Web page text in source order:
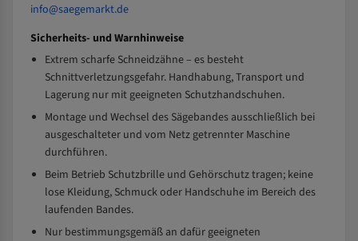
info@saegemarkt.de
Sicherheits- und Warnhinweise
Extrem scharfe Schneidzähne – es besteht
Schnittverletzungsgefahr. Handhabung, Transport und
Lagerung nur mit geeigneten Schutzhandschuhen.
Montage und Wechsel des Sägebandes ausschließlich bei
ausgeschalteter und vom Netz getrennter Maschine
durchführen.
Beim Betrieb Schutzbrille und Gehörschutz tragen; keine
lose Kleidung, Schmuck oder Handschuhe im Bereich des
laufenden Bandes.
Nur bestimmungsgemäß an dafür geeigneten